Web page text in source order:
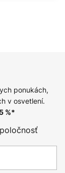
ponukách,
v osvetlení.
%*